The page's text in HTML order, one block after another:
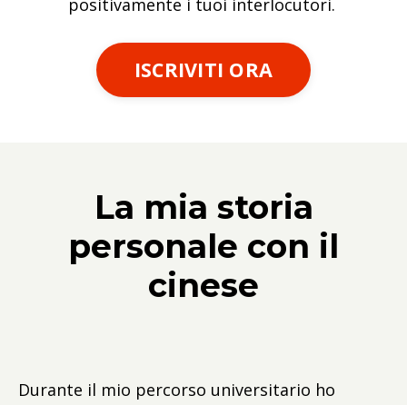
positivamente i tuoi interlocutori.
ISCRIVITI ORA
La mia storia
personale con il
cinese
Durante il mio percorso universitario ho